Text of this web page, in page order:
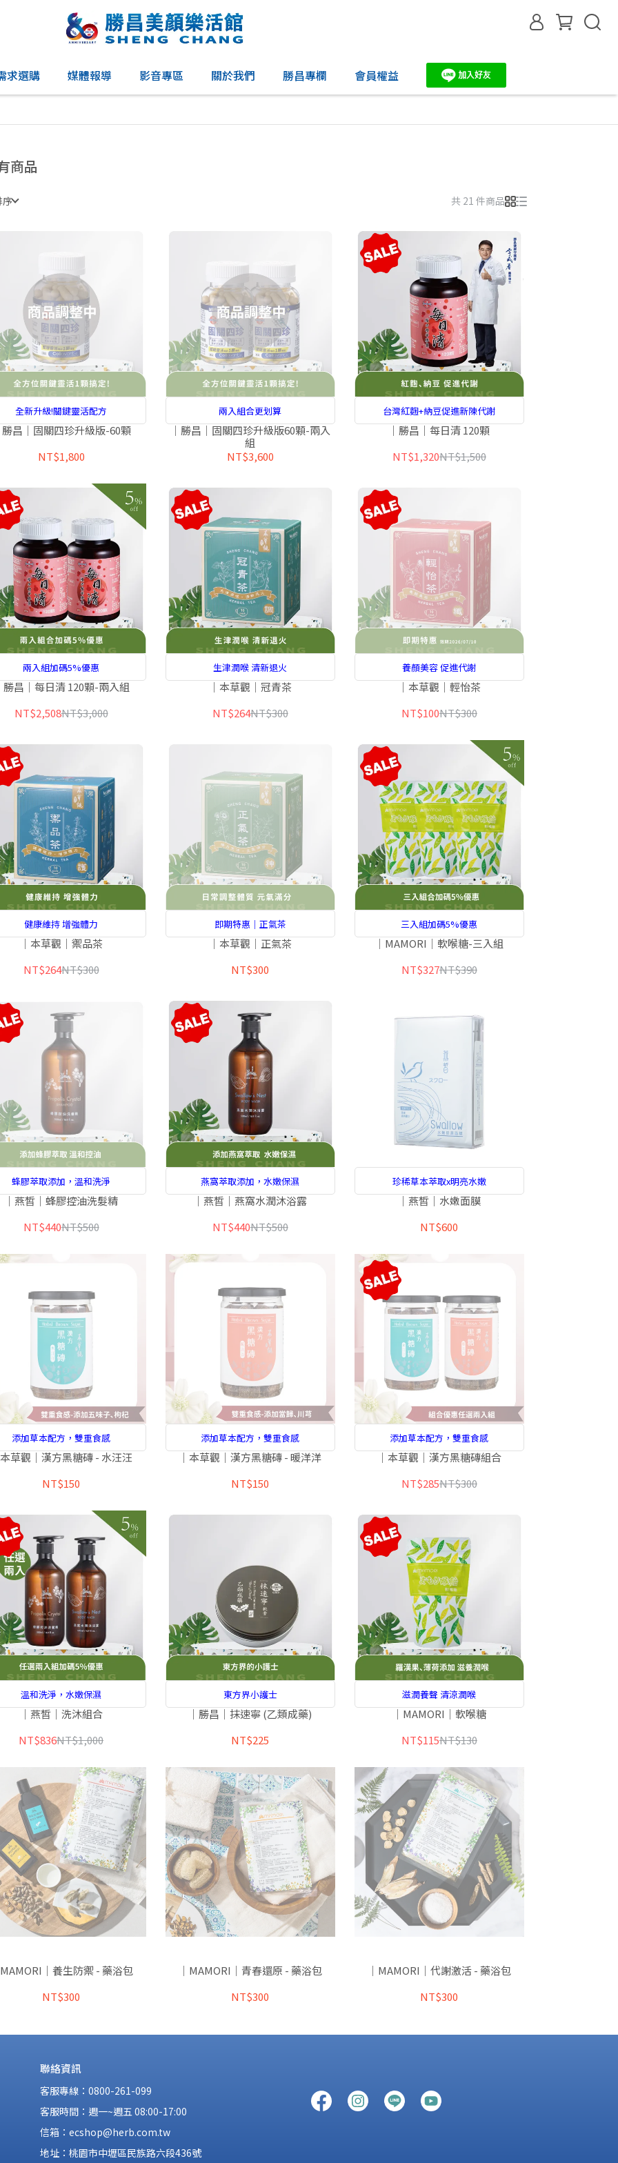
求選購 媒體報導 影音專區 關於我們 勝昌專欄 會員權益
商品
序 共 21 件商品
全新升級!關鍵靈活配方
昌｜固關四珍升級版-60顆
NT$1,800
兩入組合更划算
｜勝昌｜固關四珍升級版60顆-兩入
組
NT$3,600
台灣紅麴+納豆促進新陳代謝
｜勝昌｜每日清 120顆
NT$1,320NT$1,500
兩入組加碼5%優惠
勝昌｜每日清 120顆-兩入組
NT$2,508NT$3,000
生津潤喉 清新退火
｜本草觀｜冠青茶
NT$264NT$300
養顏美容 促進代謝
｜本草觀｜輕怡茶
NT$100NT$300
健康維持 增強體力
｜本草觀｜禦品茶
NT$264NT$300
即期特惠｜正氣茶
｜本草觀｜正氣茶
NT$300
三入組加碼5%優惠
｜MAMORI｜軟喉糖-三入組
NT$327NT$390
蜂膠萃取添加，溫和洗淨
｜燕皙｜蜂膠控油洗髮精
NT$440NT$500
燕窩萃取添加，水嫩保濕
｜燕皙｜燕窩水潤沐浴露
NT$440NT$500
珍稀草本萃取x明亮水嫩
｜燕皙｜水嫩面膜
NT$600
添加草本配方，雙重食感
草觀｜漢方黑糖磚 - 水汪汪
NT$150
添加草本配方，雙重食感
｜本草觀｜漢方黑糖磚 - 暖洋洋
NT$150
添加草本配方，雙重食感
｜本草觀｜漢方黑糖磚組合
NT$285NT$300
溫和洗淨，水嫩保濕
｜燕皙｜洗沐組合
NT$836NT$1,000
東方界小護士
｜勝昌｜抹速寧 (乙類成藥)
NT$225
滋潤養聲 清涼潤喉
｜MAMORI｜軟喉糖
NT$115NT$130
｜養生防禦 - 藥浴包
NT$300
｜MAMORI｜青春還原 - 藥浴包
NT$300
｜MAMORI｜代謝激活 - 藥浴包
NT$300
聯絡資訊
客服專線：0800-261-099
客服時間：週一~週五 08:00-17:00
信箱：ecshop@herb.com.tw
地址：桃園市中壢區民族路六段436號